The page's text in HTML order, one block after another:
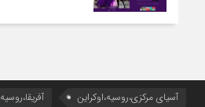
آسیای مرکزی،روسیه،اوکراین
آفریقا،روسیه